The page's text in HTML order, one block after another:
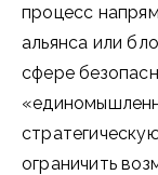
процесс
альянса или
сфере
ограничить